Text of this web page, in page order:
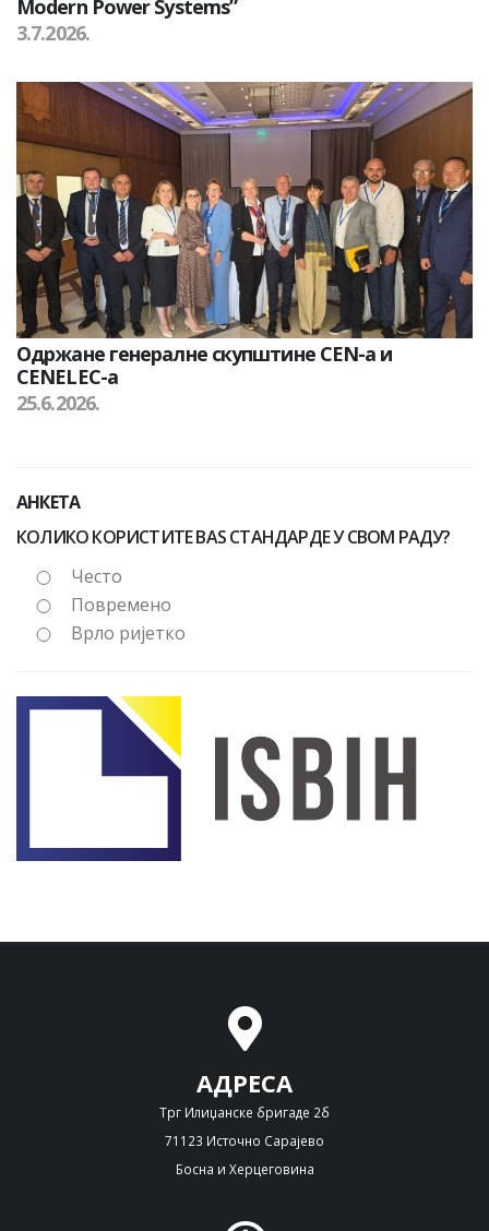
Modern Power Systems”
3.7.2026.
Одржане генералне скупштине CEN-а и
CENELEC-а
25.6.2026.
АНКЕТА
КОЛИКО КОРИСТИТЕ BAS СТАНДАРДЕ У СВОМ РАДУ?
Често
Повремено
Врло ријетко
АДРЕСА
Трг Илиџанске бригаде 2б
71123 Источно Сарајево
Босна и Херцеговина